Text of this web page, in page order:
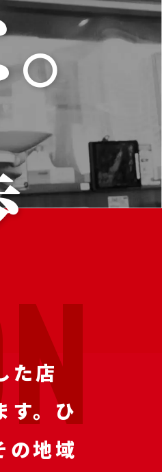
た店
。 ひ
の地域
N